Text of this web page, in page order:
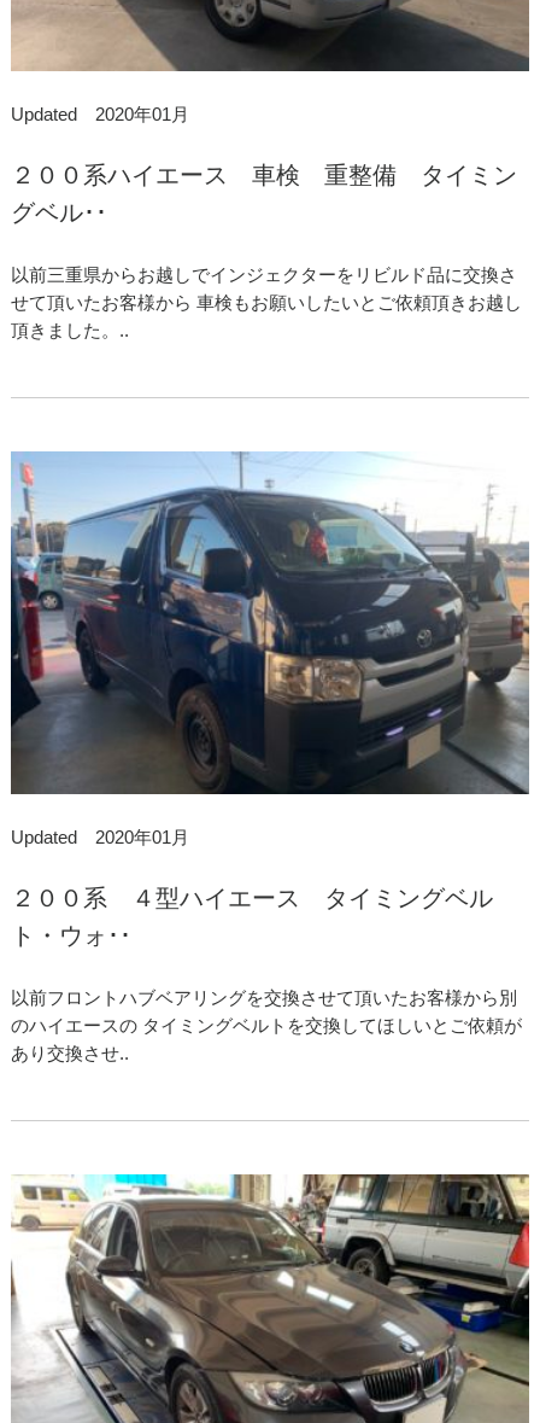
Updated 2020年01月
２００系ハイエース 車検 重整備 タイミン
グベル･･
以前三重県からお越しでインジェクターをリビルド品に交換さ
せて頂いたお客様から 車検もお願いしたいとご依頼頂きお越し
頂きました。..
Updated 2020年01月
２００系 ４型ハイエース タイミングベル
ト・ウォ･･
以前フロントハブベアリングを交換させて頂いたお客様から別
のハイエースの タイミングベルトを交換してほしいとご依頼が
あり交換させ..